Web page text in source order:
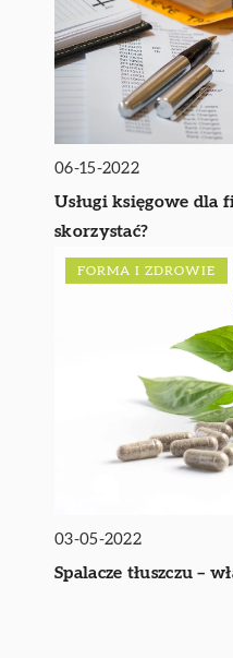
06-15-2022
Usługi księgowe dla
skorzystać?
FORMA I ZDROWIE
03-05-2022
Spalacze tłuszczu –